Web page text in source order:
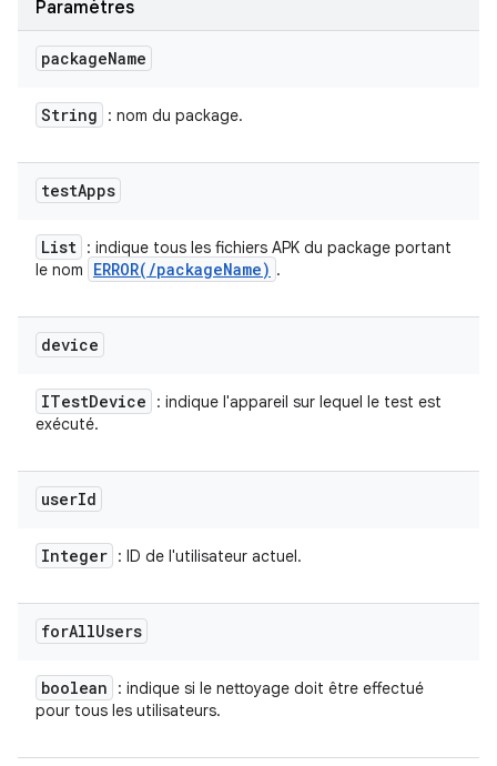
Paramètres
packageName
String : nom du package.
testApps
List : indique tous les fichiers APK du package portant
le nom
ERROR( /packageName) .
device
ITestDevice
: indique l'appareil sur lequel le test est
exécuté.
userId
Integer : ID de l'utilisateur actuel.
forAllUsers
boolean
: indique si le nettoyage doit être effectué
pour tous les utilisateurs.